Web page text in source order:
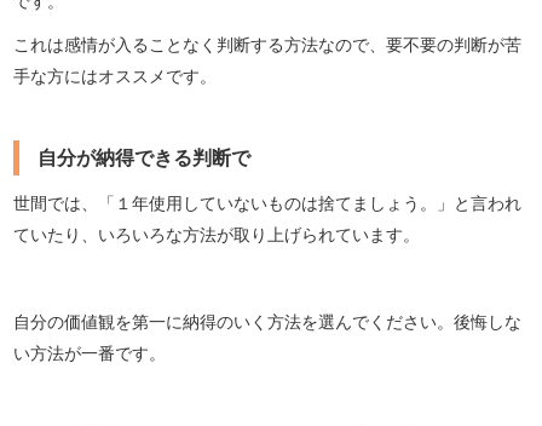
これは感情が入ることなく判断する方法なので、要不要の判断が苦
手な方にはオススメです。
自分が納得できる判断で
世間では、「１年使用していないものは捨てましょう。」と言われ
ていたり、いろいろな方法が取り上げられています。
自分の価値観を第一に納得のいく方法を選んでください。後悔しな
い方法が一番です。